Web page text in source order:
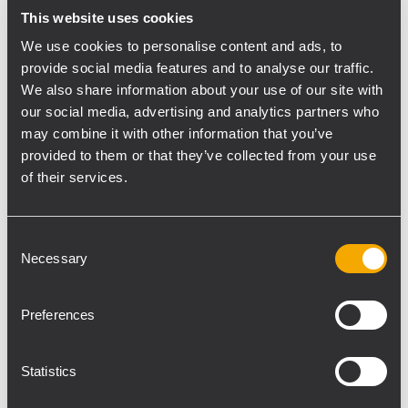
This website uses cookies
We use cookies to personalise content and ads, to
provide social media features and to analyse our traffic.
We also share information about your use of our site with
our social media, advertising and analytics partners who
may combine it with other information that you’ve
provided to them or that they’ve collected from your use
of their services.
Selection
Necessary
Preferences
Statistics
importance capitale. Le Waikiki Club
comprend une partie extérieure, à ciel
ouvert, sous une structure en acier. Pour
cette raison, les enceintes ont dû être
placées en multi-diffusion afin d’obtenir
clarté et puissance où que l’on se trouve.
L’humidité constante, le vent et l’air iodé
choix de l’équipement. « L’enceinte TT22 WP
subwoofers, nous avons opté pour la
étanche en polyurée pour garantir la
météorologiques difficiles. Les propriétaires
du Waikiki sont très satisfaits et ont déclaré